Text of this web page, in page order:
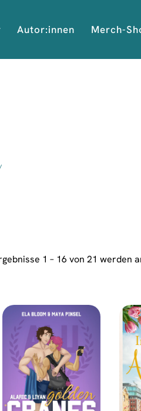
Autor:innen Merch-
1 – 16 von 21 werden